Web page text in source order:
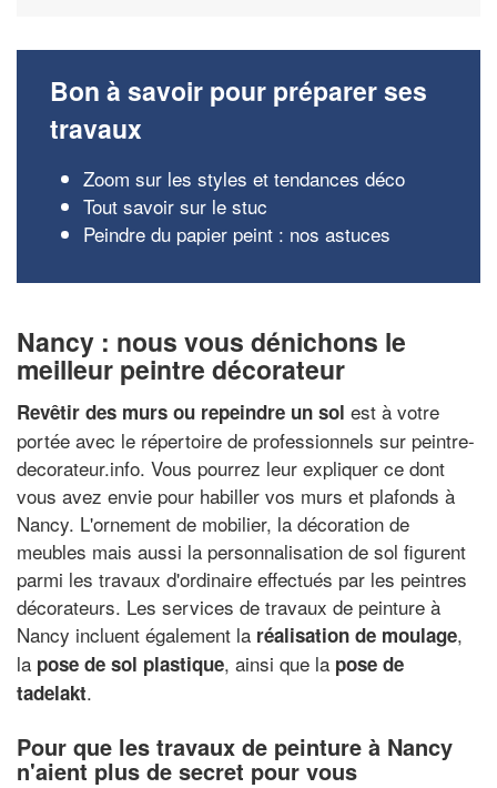
Bon à savoir pour préparer ses
travaux
Zoom sur les styles et tendances déco
Tout savoir sur le stuc
Peindre du papier peint : nos astuces
Nancy : nous vous dénichons le
meilleur peintre décorateur
Revêtir des murs ou repeindre un sol est à votre
portée avec le répertoire de professionnels sur peintre-
decorateur.info. Vous pourrez leur expliquer ce dont
vous avez envie pour habiller vos murs et plafonds à
Nancy. L'ornement de mobilier, la décoration de
meubles mais aussi la personnalisation de sol figurent
parmi les travaux d'ordinaire effectués par les peintres
décorateurs. Les services de travaux de peinture à
Nancy incluent également la réalisation de moulage,
la pose de sol plastique, ainsi que la pose de
tadelakt.
Pour que les travaux de peinture à Nancy
n'aient plus de secret pour vous